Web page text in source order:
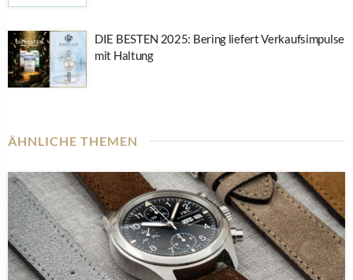
DIE BESTEN 2025: Bering liefert Verkaufsimpulse
mit Haltung
ÄHNLICHE THEMEN